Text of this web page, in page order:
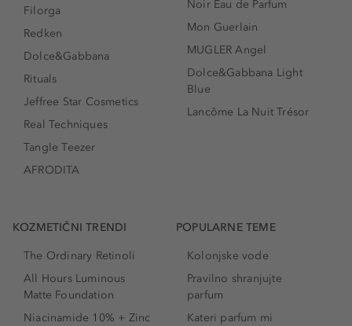
Filorga
Redken
Dolce&Gabbana
Rituals
Jeffree Star Cosmetics
Real Techniques
Tangle Teezer
AFRODITA
Noir Eau de Parfum
Mon Guerlain
MUGLER Angel
Dolce&Gabbana Light
Blue
Lancôme La Nuit Trésor
KOZMETIČNI TRENDI
The Ordinary Retinoli
All Hours Luminous
Matte Foundation
Niacinamide 10% + Zinc
POPULARNE TEME
Kolonjske vode
Pravilno shranjujte
parfum
Kateri parfum mi